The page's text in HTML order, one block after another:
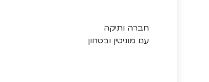
עם מוניטין ובטחון